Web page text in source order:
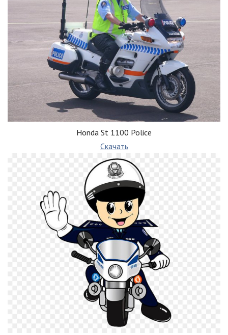
Honda St 1100 Police
Скачать